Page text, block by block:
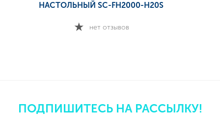
НАСТОЛЬНЫЙ SC-FH2000-H20S
нет отзывов
ПОДПИШИТЕСЬ НА РАССЫЛКУ!